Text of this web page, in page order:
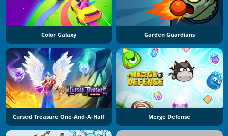
Color Galaxy Garden Guardians
Cursed Treasure One-And-A-Half Merge Defense